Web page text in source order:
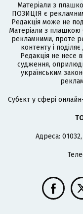
Матеріали з
ПОЗИЦІЯ є
Редакція може не
Матеріали з
рекламними, проте
контенту і
Редакція не несе
судження,
українським
Cубєкт у сфері
Адреса: